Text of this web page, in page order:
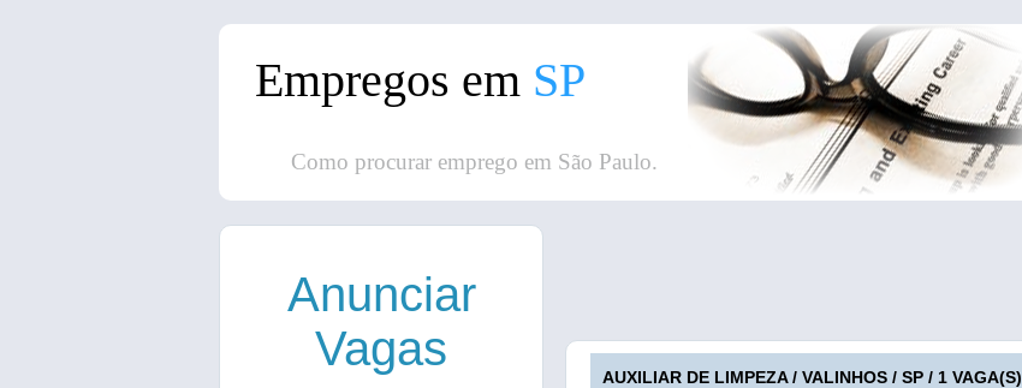
Empregos em SP
Como procurar emprego em São Paulo.
AUXILIAR DE LIMPEZA / VALINHOS / SP / 1 VAGA(S)
Anunciar
Vagas